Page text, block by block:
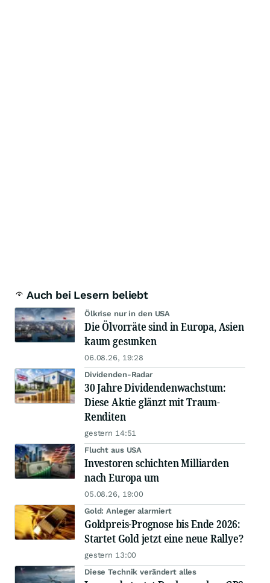
Auch bei Lesern beliebt
Ölkrise nur in den USA
Die Ölvorräte sind in Europa, Asien
kaum gesunken
06.08.26, 19:28
Dividenden-Radar
30 Jahre Dividendenwachstum:
Diese Aktie glänzt mit Traum-
Renditen
gestern 14:51
Flucht aus USA
Investoren schichten Milliarden
nach Europa um
05.08.26, 19:00
Gold: Anleger alarmiert
Goldpreis-Prognose bis Ende 2026:
Startet Gold jetzt eine neue Rallye?
gestern 13:00
Diese Technik verändert alles